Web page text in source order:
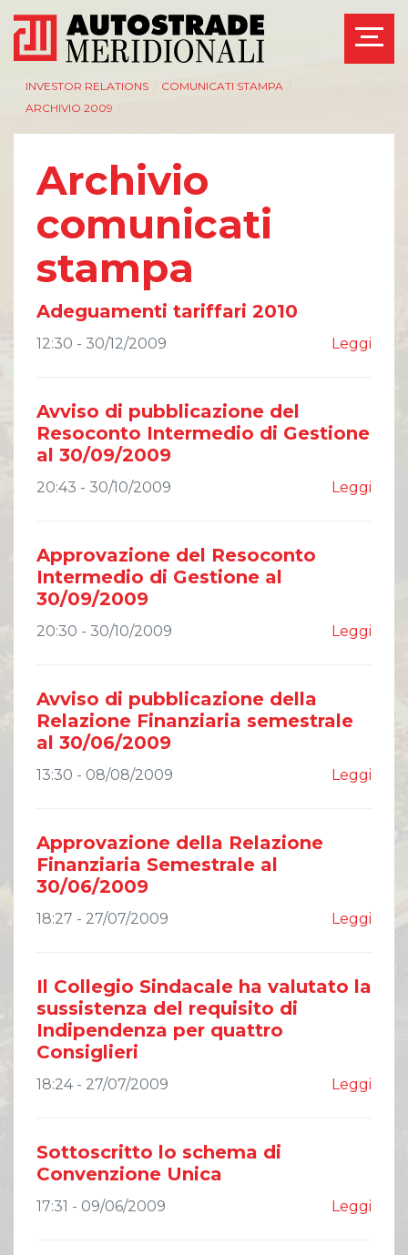
INVESTOR RELATIONS COMUNICATI STAMPA
ARCHIVIO 2009
Archivio
comunicati
stampa
Adeguamenti tariffari 2010
12:30 - 30/12/2009 Leggi
Avviso di pubblicazione del
Resoconto Intermedio di Gestione
al 30/09/2009
20:43 - 30/10/2009 Leggi
Approvazione del Resoconto
Intermedio di Gestione al
30/09/2009
20:30 - 30/10/2009 Leggi
Avviso di pubblicazione della
Relazione Finanziaria semestrale
al 30/06/2009
13:30 - 08/08/2009 Leggi
Approvazione della Relazione
Finanziaria Semestrale al
30/06/2009
18:27 - 27/07/2009 Leggi
Il Collegio Sindacale ha valutato la
sussistenza del requisito di
Indipendenza per quattro
Consiglieri
18:24 - 27/07/2009 Leggi
Sottoscritto lo schema di
Convenzione Unica
17:31 - 09/06/2009 Leggi